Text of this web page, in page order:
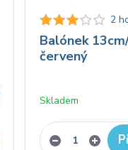
2
Balónek
červený
Skladem